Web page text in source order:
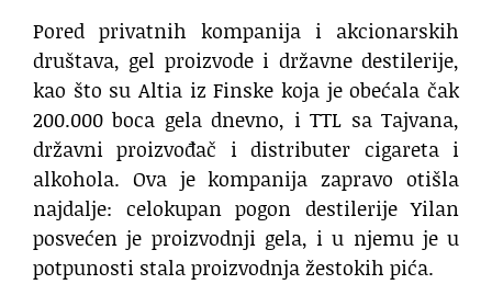
Pored privatnih kompanija i akcionarskih
društava, gel proizvode i državne destilerije,
kao što su Altia iz Finske koja je obećala čak
200.000 boca gela dnevno, i TTL sa Tajvana,
državni proizvođač i distributer cigareta i
alkohola. Ova je kompanija zapravo otišla
najdalje: celokupan pogon destilerije Yilan
posvećen je proizvodnji gela, i u njemu je u
potpunosti stala proizvodnja žestokih pića.